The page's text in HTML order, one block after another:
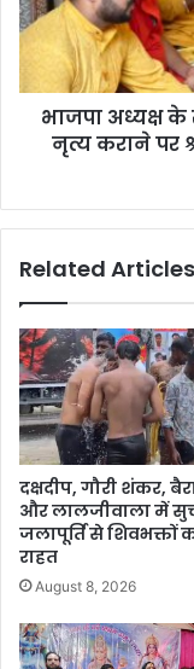
भाजपा अध्यक्ष
नृत्य कराने पर
Related Articles
दक्षदीप, गौरी शंकर,
और लालजीवाला में
जलापूर्ति से शिवभक्तों
राहत
August 8, 2026